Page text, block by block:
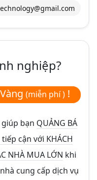
nghiệp?
(miễn phí ) !
bạn QUẢNG BÁ
cận với KHÁCH
NHÀ MUA LỚN khi
cung cấp dịch vụ